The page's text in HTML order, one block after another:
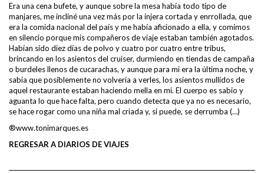
Era una cena bufete, y aunque sobre la mesa había todo tipo de
manjares, me incliné una vez más por la injera cortada y enrrollada, que
era la comida nacional del país y me había aficionado a ella, y comimos
en silencio porque mis compañeros de viaje estaban también agotados.
Habían sido diez días de polvo y cuatro por cuatro entre tribus,
brincando en los asientos del cruiser, durmiendo en tiendas de campaña
o burdeles llenos de cucarachas, y aunque para mi era la última noche, y
sabía que posiblemente no volvería a verles, los asientos mullidos de
aquel restaurante estaban haciendo mella en mi. El cuerpo es sabio y
aguanta lo que hace falta, pero cuando detecta que ya no es necesario,
se hace rogar como una niña mal criada y, si puede, se derrumba (…)
®www.tonimarques.es
REGRESAR A DIARIOS DE VIAJES